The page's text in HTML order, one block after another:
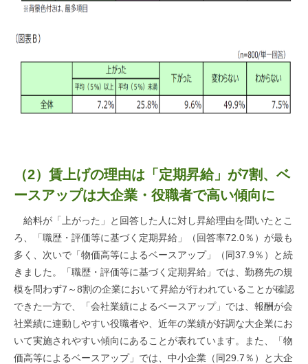
（2）賃上げの理由は「定期昇給」が7割、ベ
ースアップは大企業・役職者で高い傾向に
給料が「上がった」と回答した人に対し昇給理由を聞いたとこ
ろ、「職歴・評価等に基づく定期昇給」（回答率72.0％）が最も
多く、次いで「物価高等によるベースアップ」（同37.9％）と続
きました。「職歴・評価等に基づく定期昇給」では、勤務先の規
模を問わず7～8割の企業において昇給が行われていることが確認
できた一方で、「会社業績によるベースアップ」では、報酬が会
社業績に連動しやすい役職者や、近年の業績が好調な大企業にお
いて実施されやすい傾向にあることが表れています。また、「物
価高等によるベースアップ」では、中小企業（同29.7％）と大企